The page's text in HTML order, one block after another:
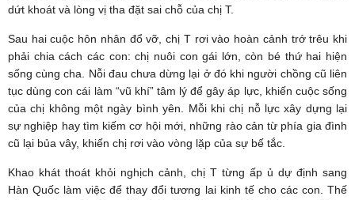
dứt khoát và lòng vị tha đặt sai chỗ của chị T.
Sau hai cuộc hôn nhân đổ vỡ, chị T rơi vào hoàn cảnh trớ trêu khi
phải chia cách các con: chị nuôi con gái lớn, còn bé thứ hai hiện
sống cùng cha. Nỗi đau chưa dừng lại ở đó khi người chồng cũ liên
tục dùng con cái làm “vũ khí” tâm lý để gây áp lực, khiến cuộc sống
của chị không một ngày bình yên. Mỗi khi chị nỗ lực xây dựng lại
sự nghiệp hay tìm kiếm cơ hội mới, những rào cản từ phía gia đình
cũ lại bủa vây, khiến chị rơi vào vòng lặp của sự bế tắc.
Khao khát thoát khỏi nghịch cảnh, chị T từng ấp ủ dự định sang
Hàn Quốc làm việc để thay đổi tương lai kinh tế cho các con. Thế